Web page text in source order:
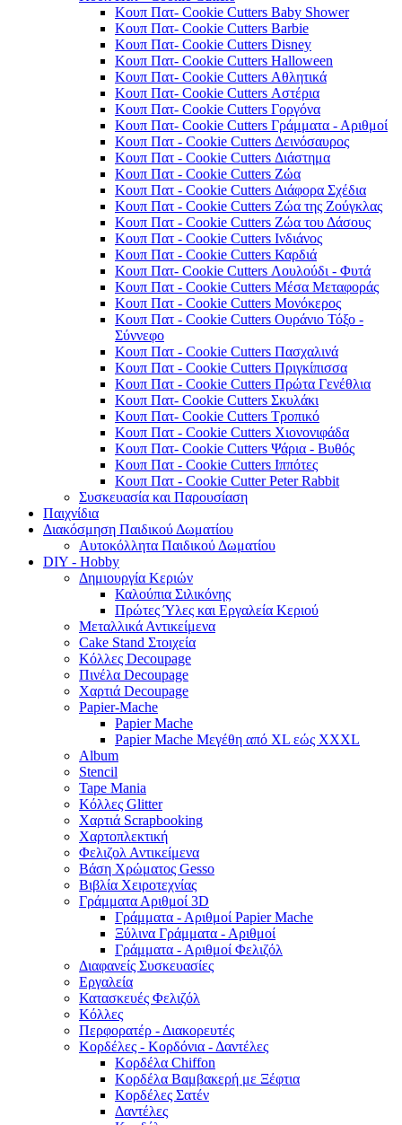
Κουπ Πατ- Cookie Cutters Baby Shower
Κουπ Πατ- Cookie Cutters Barbie
Κουπ Πατ- Cookie Cutters Disney
Κουπ Πατ- Cookie Cutters Halloween
Κουπ Πατ- Cookie Cutters Αθλητικά
Κουπ Πατ- Cookie Cutters Αστέρια
Κουπ Πατ- Cookie Cutters Γοργόνα
Κουπ Πατ- Cookie Cutters Γράμματα - Αριθμοί
Κουπ Πατ - Cookie Cutters Δεινόσαυρος
Κουπ Πατ - Cookie Cutters Διάστημα
Κουπ Πατ - Cookie Cutters Ζώα
Κουπ Πατ - Cookie Cutters Διάφορα Σχέδια
Κουπ Πατ - Cookie Cutters Ζώα της Ζούγκλας
Κουπ Πατ - Cookie Cutters Ζώα του Δάσους
Κουπ Πατ - Cookie Cutters Ινδιάνος
Κουπ Πατ - Cookie Cutters Καρδιά
Κουπ Πατ- Cookie Cutters Λουλούδι - Φυτά
Κουπ Πατ - Cookie Cutters Μέσα Μεταφοράς
Κουπ Πατ - Cookie Cutters Μονόκερος
Κουπ Πατ - Cookie Cutters Ουράνιο Τόξο -
Σύννεφο
Κουπ Πατ - Cookie Cutters Πασχαλινά
Κουπ Πατ - Cookie Cutters Πριγκίπισσα
Κουπ Πατ - Cookie Cutters Πρώτα Γενέθλια
Κουπ Πατ- Cookie Cutters Σκυλάκι
Κουπ Πατ- Cookie Cutters Τροπικό
Κουπ Πατ - Cookie Cutters Χιονονιφάδα
Κουπ Πατ- Cookie Cutters Ψάρια - Βυθός
Κουπ Πατ - Cookie Cutters Ιππότες
Κουπ Πατ - Cookie Cutter Peter Rabbit
Συσκευασία και Παρουσίαση
Παιχνίδια
Διακόσμηση Παιδικού Δωματίου
Αυτοκόλλητα Παιδικού Δωματίου
DIY - Hobby
Δημιουργία Κεριών
Καλούπια Σιλικόνης
Πρώτες Ύλες και Εργαλεία Κεριού
Μεταλλικά Αντικείμενα
Cake Stand Στοιχεία
Κόλλες Decoupage
Πινέλα Decoupage
Χαρτιά Decoupage
Papier-Mache
Papier Mache
Papier Mache Μεγέθη από XL εώς XXXL
Album
Stencil
Tape Mania
Κόλλες Glitter
Χαρτιά Scrapbooking
Χαρτοπλεκτική
Φελιζολ Αντικείμενα
Βάση Χρώματος Gesso
Βιβλία Χειροτεχνίας
Γράμματα Αριθμοί 3D
Γράμματα - Αριθμοί Papier Mache
Ξύλινα Γράμματα - Αριθμοί
Γράμματα - Αριθμοί Φελιζόλ
Διαφανείς Συσκευασίες
Εργαλεία
Κατασκευές Φελιζόλ
Κόλλες
Περφορατέρ - Διακορευτές
Κορδέλες - Κορδόνια - Δαντέλες
Κορδέλα Chiffon
Κορδέλα Βαμβακερή με Ξέφτια
Κορδέλες Σατέν
Δαντέλες